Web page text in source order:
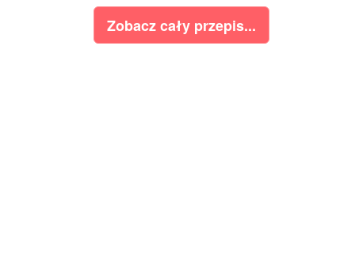
Zobacz cały przepis...